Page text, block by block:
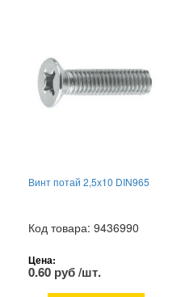
Винт потай 2,5х10 DIN965
Код товара: 9436990
Цена:
0.60 руб /шт.